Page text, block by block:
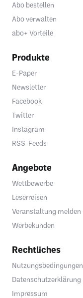
Abo bestellen
Abo verwalten
abo+ Vorteile
Produkte
E-Paper
Newsletter
Facebook
Twitter
Instagram
RSS-Feeds
Angebote
Wettbewerbe
Leserreisen
Veranstaltung melden
Werbekunden
Rechtliches
Nutzungsbedingungen
Datenschutzerklärung
Impressum